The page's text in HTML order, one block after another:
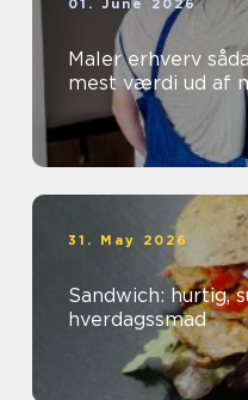
01. June 2026
Maler erhverv sådan får virksomheder
mest værdi ud af
31. May 2026
Sandwich: hurtig,
hverdagssmad